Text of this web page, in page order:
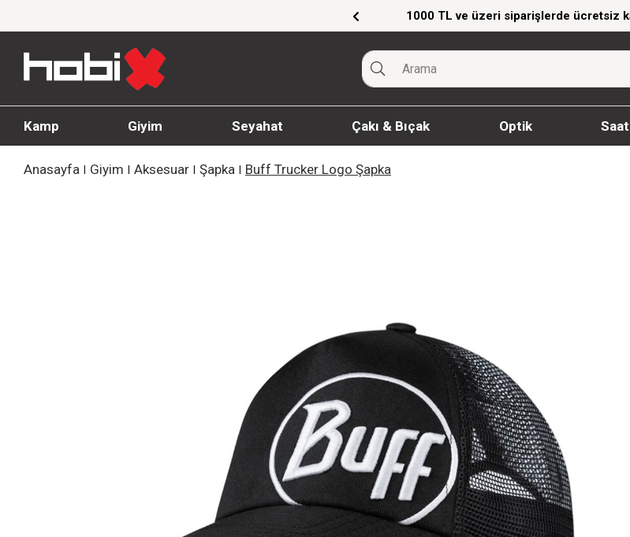
1000 TL ve üzeri siparişlerde ücretsiz kargo
Kamp Giyim Seyahat Çakı & Bıçak Optik Saat
Anasayfa Giyim Aksesuar Şapka Buff Trucker Logo Şapka